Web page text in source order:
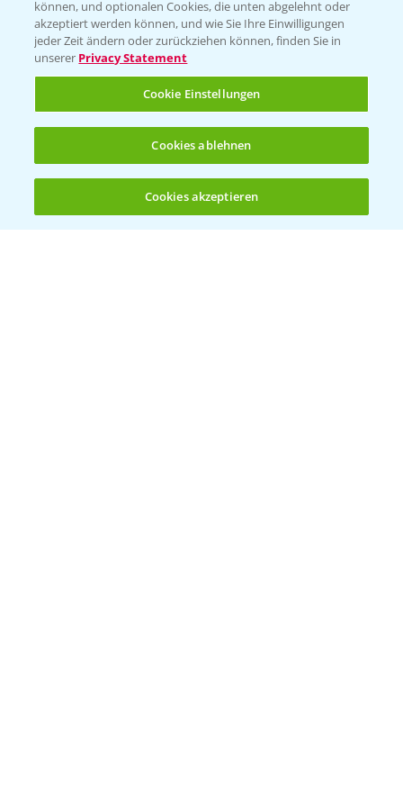
(noch 4)
Wetter Aktuell
BROSCHÜREN
Saatgut
Sonderkulturen
Verantwortung & Sorgfalt
können, und optionalen Cookies, die unten abgelehnt oder
akzeptiert werden können, und wie Sie Ihre Einwilligungen
jeder Zeit ändern oder zurückziehen können, finden Sie in
unserer Privacy Statement
Cookie Einstellungen
Cookies ablehnen
Cookies akzeptieren